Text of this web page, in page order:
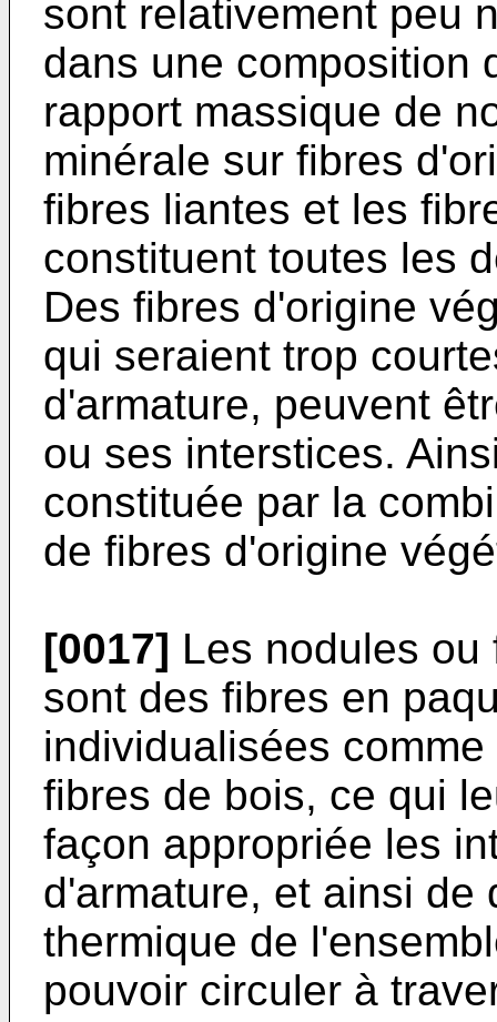
sont relativement peu
dans une composition
rapport massique de
minérale sur fibres
fibres liantes et les
constituent toutes les
Des fibres d'origine
qui seraient trop
d'armature, peuvent
ou ses interstices.
constituée par la
de fibres d'origine
[0017] Les nodules
sont des fibres en
individualisées
fibres de bois, ce qui
façon appropriée les
d'armature, et ainsi de
thermique de
pouvoir circuler à